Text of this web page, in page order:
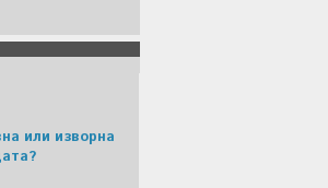
или изворна